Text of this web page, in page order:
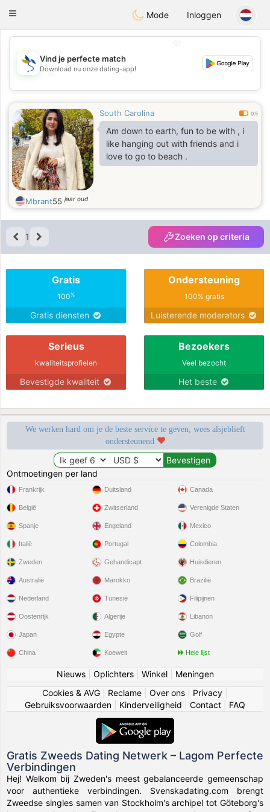
SvenskaDating
Toggle
Mode Inloggen
💖
💕
Vind je perfecte match
Download nu onze dating-app!
South Carolina 0.5
Am down to earth, fun to be with , i
like hanging out with friends and i
love to go to beach .
Mbrant55jaar oud
1 Zoeken op criteria
Gratis
100%
Gratis diensten
Ondersteuning
100% gratis
Luisterende moderators
Serieus
kwaliteitsprofielen
Bevestigde kwaliteit
Bezoekers
Veel bezocht
Het beste
We werken hard om je de beste service te geven, wees alsjeblieft
ondersteunend
Ontmoetingen per land
Frankrijk
België
Spanje
Italië
Zweden
Duitsland
Zwitserland
Engeland
Portugal
Gehandicapt
Canada
Verenigde Staten
Mexico
Colombia
Huisdieren
Australië
Nederland
Oostenrijk
Japan
China
Marokko
Tunesië
Algerije
Egypte
Koeweit
Brazilië
Filipijnen
Libanon
Golf
Hele lijst
Nieuws| Oplichters| Winkel| Meningen
Cookies & AVG
Reclame Over ons Privacy
Gebruiksvoorwaarden
Kinderveiligheid Contact FAQ
Gratis Zweeds Dating Netwerk – Lagom Perfecte
Verbindingen
Hej! Welkom bij Zweden's meest gebalanceerde gemeenschap
voor authentieke verbindingen. Svenskadating.com brengt
Zweedse singles samen van Stockholm's archipel tot Göteborg's